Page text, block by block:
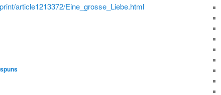
article1213372/Eine_grosse_Liebe.html